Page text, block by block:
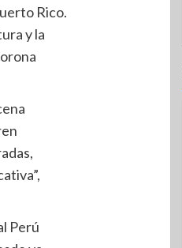
Rico.
y la
Perú